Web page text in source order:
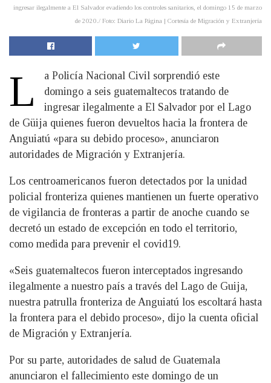
ingresar ilegalmente a El Salvador evadiendo los controles sanitarios, el domingo 15 de marzo
de 2020./ Foto: Diario La Página | Cortesía de Migración y Extranjería
L
​a Policía Nacional Civil sorprendió este
domingo a seis guatemaltecos tratando de
ingresar ilegalmente a El Salvador por el Lago
de Güija quienes fueron devueltos hacia la frontera de
Anguiatú «para su debido proceso», anunciaron
autoridades de Migración y Extranjería.
Los centroamericanos fueron detectados por la unidad
policial fronteriza quienes mantienen un fuerte operativo
de vigilancia de fronteras a partir de anoche cuando se
decretó un estado de excepción en todo el territorio,
como medida para prevenir el covid19.
«Seis guatemaltecos fueron interceptados ingresando
ilegalmente a nuestro país a través del Lago de Guija,
nuestra patrulla fronteriza de Anguiatú los escoltará hasta
la frontera para el debido proceso», dijo la cuenta oficial
de Migración y Extranjería.
Por su parte, autoridades de salud de Guatemala
anunciaron el fallecimiento este domingo de un